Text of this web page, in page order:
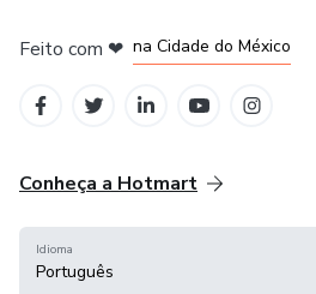
Feito com ❤ na Cidade do México
Conheça a Hotmart
Idioma
Português